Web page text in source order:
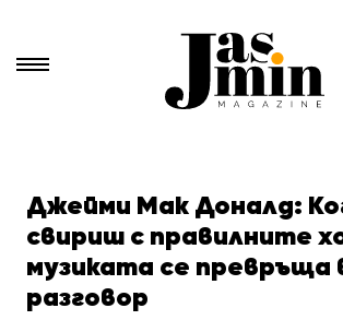
за:Джейми Мак Доналд:
свириш с правилните
музиката се превръща
разговор